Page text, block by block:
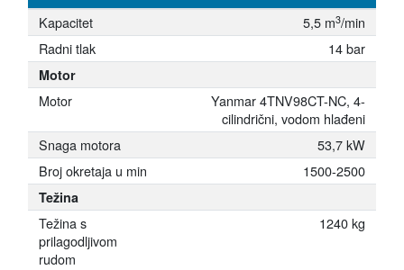
Kapacitet 5,5 m3/min
Radni tlak
14 bar
Motor
Motor
Yanmar 4TNV98CT-NC, 4-
cilindrični, vodom hlađeni
Snaga motora
53,7 kW
Broj okretaja u min
1500-2500
Težina
Težina s
prilagodljivom
rudom
1240 kg